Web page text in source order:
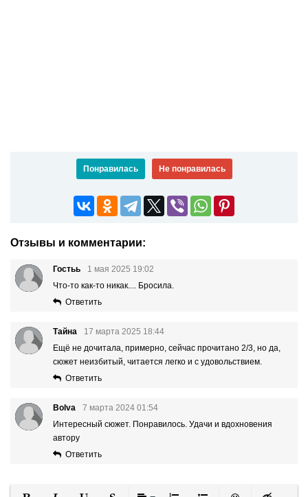
Понравилась Не понравилась
Отзывы и комментарии:
Гостьь
1 мая 2025 19:02
Что-то как-то никак.... Бросила.
Ответить
Тайна
17 марта 2025 18:44
Ещё не дочитала, примерно, сейчас прочитано 2/3, но да,
сюжет неизбитый, читается легко и с удовольствием.
Ответить
Bolva
7 марта 2024 01:54
Интересный сюжет. Понравилось. Удачи и вдохновения
автору
Ответить